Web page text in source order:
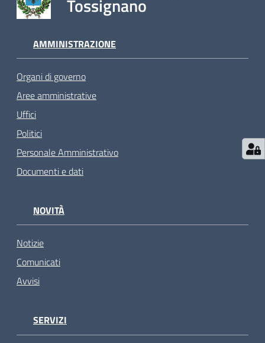
Tossignano
AMMINISTRAZIONE
Organi di governo
Aree amministrative
Uffici
Politici
Personale Amministrativo
Documenti e dati
NOVITÀ
Notizie
Comunicati
Avvisi
SERVIZI